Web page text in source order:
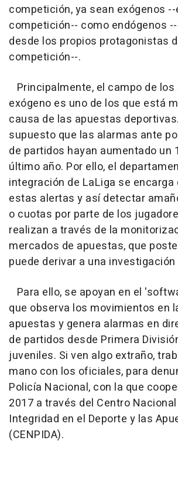
competición, ya sean exógenos
competición-- como endógenos
desde los propios protagonistas
competición--.
Principalmente, el campo de
exógeno es uno de los que está
causa de las apuestas
supuesto que las alarmas ante
de partidos hayan aumentado un
último año. Por ello, el
integración de LaLiga se
estas alertas y así detectar
o cuotas por parte de los
realizan a través de la
mercados de apuestas, que
puede derivar a una
Para ello, se apoyan en el
que observa los movimientos en
apuestas y genera alarmas en
de partidos desde Primera
juveniles. Si ven algo extraño,
mano con los oficiales, para
Policía Nacional, con la que
2017 a través del Centro
Integridad en el Deporte y las
(CENPIDA).